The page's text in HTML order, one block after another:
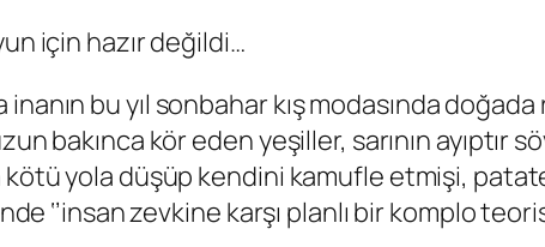
için hazır değildi…
bu yıl sonbahar kış modasında
kör eden yeşiller, sarının ayıptır
yola düşüp kendini kamufle etmişi,
‘’insan zevkine karşı planlı bir komplo